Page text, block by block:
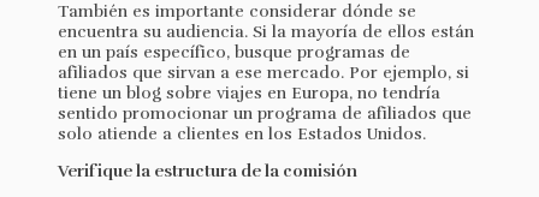
También es importante considerar dónde se
encuentra su audiencia. Si la mayoría de ellos están
en un país específico, busque programas de
afiliados que sirvan a ese mercado. Por ejemplo, si
tiene un blog sobre viajes en Europa, no tendría
sentido promocionar un programa de afiliados que
solo atiende a clientes en los Estados Unidos.
Verifique la estructura de la comisión